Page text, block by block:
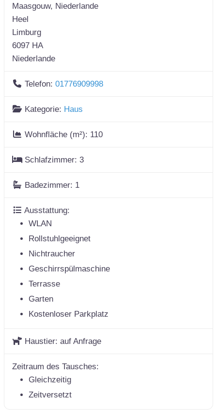
Maasgouw, Niederlande
Heel
Limburg
6097 HA
Niederlande
Telefon:01776909998
Kategorie: Haus
Wohnfläche (m²): 110
Schlafzimmer:3
Badezimmer: 1
Ausstattung:
WLAN
Rollstuhlgeeignet
Nichtraucher
Geschirrspülmaschine
Terrasse
Garten
Kostenloser Parkplatz
Haustier:auf Anfrage
Zeitraum des Tausches:
Gleichzeitig
Zeitversetzt